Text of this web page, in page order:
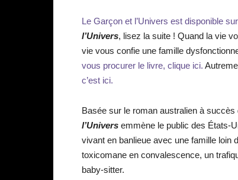
Le Garçon et l’Univers est disponible
l’Univers, lisez la suite ! Quand la vie
vie vous confie une famille
vous procurer le livre, clique ici.
c’est ici.
Basée sur le roman australien à
l’Univers emmène le public des États-
vivant en banlieue avec une famille loin
toxicomane en convalescence, un
baby-sitter.